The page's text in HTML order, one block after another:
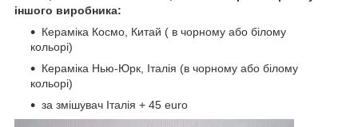
іншого виробника:
Кераміка Космо, Китай ( в чорному або білому
кольорі)
Кераміка Нью-Юрк, Італія (в чорному або білому
кольорі)
за змішувач Італія + 45 euro